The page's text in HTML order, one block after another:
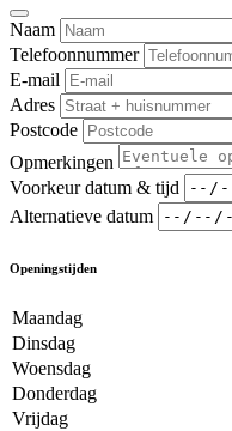
Naam
Telefoonnummer
E-mail
Adres
Postcode
Opmerkingen
Voorkeur datum & tijd
Alternatieve datum
Openingstijden
Maandag
Dinsdag
Woensdag
Donderdag
Vrijdag